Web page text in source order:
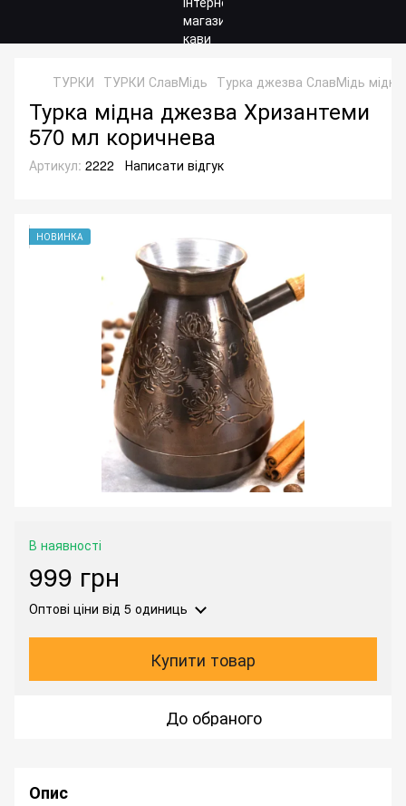
ТУРКИ ТУРКИ СлавМідь Турка джезва СлавМідь
Турка мідна джезва Хризантеми
570 мл коричнева
Артикул: 2222 Написати відгук
НОВИНКА
В наявності
999 грн
Оптові ціни від 5 одиниць
Купити товар
До обраного
Опис